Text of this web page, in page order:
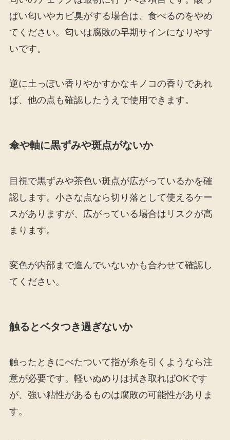
ぱい匂いやカビ臭がする場合は、食べるのをやめ
てください。匂いは腐敗の早期サインになりやす
いです。
逆に土っぽい香りやかすかなキノコの香りであれ
ば、他の点も確認したうえで使用できます。
傘や軸に黒ずみや斑点がないか
目視で黒ずみや茶色い斑点が広がっているかを確
認します。小さな点なら切り落として使えるケー
スがありますが、広がっている場合はリスクが高
まります。
変色が内部まで進んでいないかも合わせて確認し
てください。
触るとベタつき過ぎないか
触ったときにべたついて指が糸を引くようなら注
意が必要です。軽いぬめりは拭き取ればOKです
が、強い粘性があるものは腐敗の可能性がありま
す。